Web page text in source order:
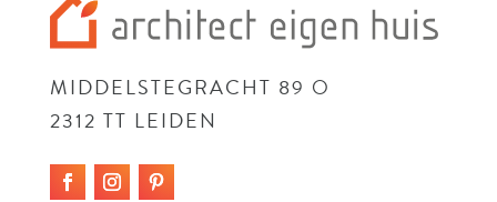
MIDDELSTEGRACHT 89 O
2312 TT LEIDEN